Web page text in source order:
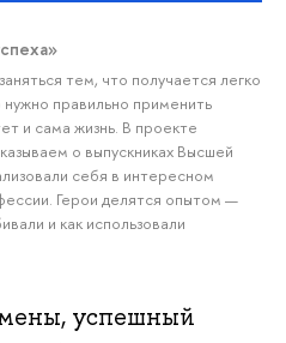
тем, что получается легко
нужно правильно применить
и сама жизнь. В проекте
о выпускниках Высшей
себя в интересном
Герои делятся опытом —
и как использовали
успешный